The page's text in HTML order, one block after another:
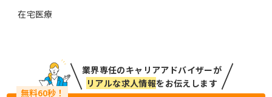
在宅医療
業界専任のキャリアアドバイザーが
リアルな求人情報をお伝えします